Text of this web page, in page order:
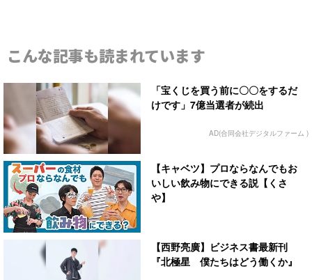
こんな記事も読まれています
「宝くじを買う前に〇〇をするだ
けです」7億当選者が続出
AD(合同会社デジタルファーム )
【キャベツ】プロならなんでもお
いしい飲み物にできる説【くさ
や】
【西野亮廣】ビジネス書最新刊
『北極星 僕たちはどう働くか』